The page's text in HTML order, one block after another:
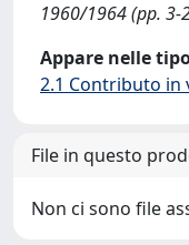
1960/1964 (pp. 3-
Appare nelle
2.1 Contributo in
File in questo
Non ci sono file